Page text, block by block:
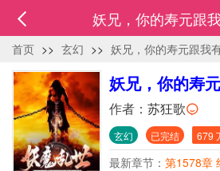
妖兄，你的寿元跟
首页 >> 玄幻 >> 妖兄，你的寿元跟我
妖兄，你的寿
作者： 苏狂歌
玄幻 已完结 679
最新章节： 第1578章